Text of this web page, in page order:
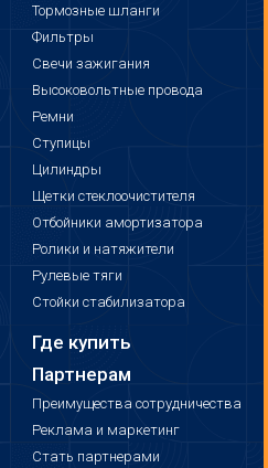
Тормозные шланги
Фильтры
Свечи зажигания
Высоковольтные провода
Ремни
Ступицы
Цилиндры
Щетки стеклоочистителя
Отбойники амортизатора
Ролики и натяжители
Рулевые тяги
Стойки стабилизатора
Где купить
Партнерам
Преимущества сотрудничества
Реклама и маркетинг
Стать партнерами